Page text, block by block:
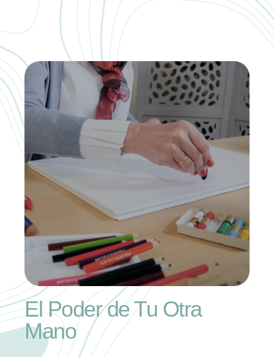
El Poder de Tu Otra
Mano